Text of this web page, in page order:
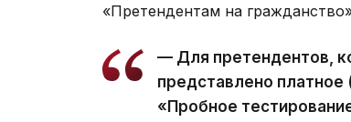
«Претендентам на
— Для претендентов,
представлено платное
«Пробное